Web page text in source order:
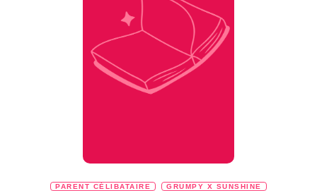
PARENT CÉLIBATAIRE
GRUMPY X SUNSHINE